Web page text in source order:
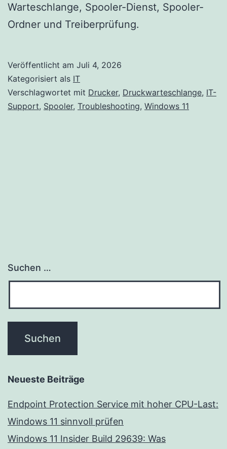
Warteschlange, Spooler-Dienst, Spooler-
Ordner und Treiberprüfung.
Veröffentlicht am Juli 4, 2026
Kategorisiert als IT
Verschlagwortet mit Drucker, Druckwarteschlange, IT-
Support, Spooler, Troubleshooting, Windows 11
Suchen …
Neueste Beiträge
Endpoint Protection Service mit hoher CPU-Last:
Windows 11 sinnvoll prüfen
Windows 11 Insider Build 29639: Was